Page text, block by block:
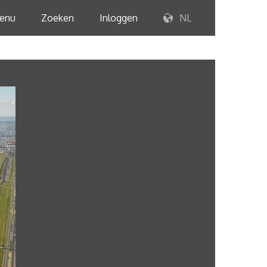
Zoeken Inloggen NL